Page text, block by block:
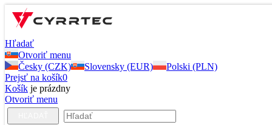
Hľadať
Otvoriť menu
Česky (CZK)
Slovensky (EUR)
Polski (PLN)
Prejsť na košík0
Košík je prázdny
Otvoriť menu